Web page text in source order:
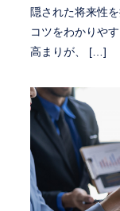
隠された将来性
コツをわかりや
高まりが、 […]